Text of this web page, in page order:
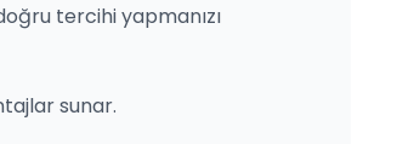
tercihi yapmanızı
sunar.